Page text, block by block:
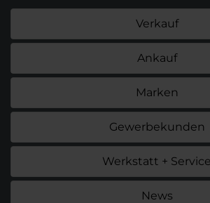
Verkauf
Ankauf
Marken
Gewerbekunden
Werkstatt + Service
News